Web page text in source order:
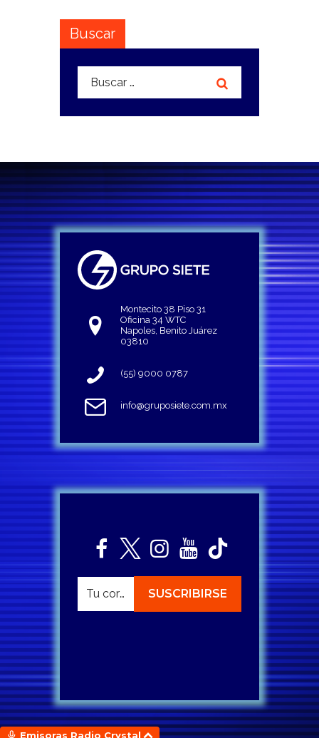
Buscar
Buscar:
Montecito 38 Piso 31
Oficina 34 WTC
Napoles, Benito Juárez
03810
(55) 9000 0787
info@gruposiete.com.mx
Emisoras Radio Crystal